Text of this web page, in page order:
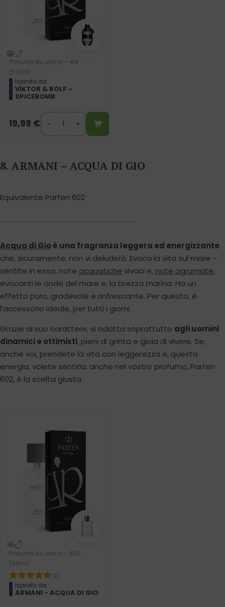
Profumo da uomo – 414
(50ml)
Ispirato da:
VIKTOR & ROLF -
SPICEBOMB
19,99 €
8. ARMANI – ACQUA DI GIO
Equivalente Parfen 602
Acqua di Gioè una fragranza leggera ed energizzante
che, sicuramente, non vi deluderà. Evoca la vita sul mare –
sentite in essa, note acquatiche vivaci e, note agrumate,
evocanti le onde del mare e, la brezza marina. Ha un
effetto puro, gradevole e rinfrescante. Per questo, è
l’accessorio ideale, per tutti i giorni.
Grazie al suo carattere, si adatta soprattutto agli uomini
dinamici e ottimisti, pieni di grinta e gioia di vivere. Se,
anche voi, prendete la vita con leggerezza e, questa
energia, volete sentirla, anche nel vostro profumo, Parfen
602, è la scelta giusta.
Profumo da uomo – 602
(50ml)
(1)
Ispirato da:
ARMANI - ACQUA DI GIO